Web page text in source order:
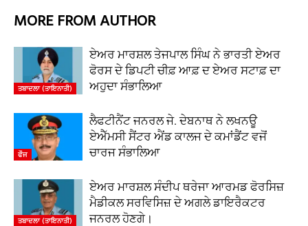
MORE FROM AUTHOR
ਤਬਾਦਲਾ (ਤਾਇਨਾਤੀ)
ਏਅਰ ਮਾਰਸ਼ਲ ਤੇਜਪਾਲ ਸਿੰਘ ਨੇ ਭਾਰਤੀ ਏਅਰ
ਫੋਰਸ ਦੇ ਡਿਪਟੀ ਚੀਫ਼ ਆਫ਼ ਦ ਏਅਰ ਸਟਾਫ਼ ਦਾ
ਅਹੁਦਾ ਸੰਭਾਲਿਆ
ਫੌਜ
ਲੈਫਟੀਨੈਂਟ ਜਨਰਲ ਜੇ. ਦੇਬਨਾਥ ਨੇ ਲਖਨਊ
ਏਐੱਮਸੀ ਸੈਂਟਰ ਐਂਡ ਕਾਲਜ ਦੇ ਕਮਾਂਡੈਂਟ ਵਜੋਂ
ਚਾਰਜ ਸੰਭਾਲਿਆ
ਤਬਾਦਲਾ (ਤਾਇਨਾਤੀ)
ਏਅਰ ਮਾਰਸ਼ਲ ਸੰਦੀਪ ਥਰੇਜਾ ਆਰਮਡ ਫੋਰਸਿਜ਼
ਮੈਡੀਕਲ ਸਰਵਿਸਿਜ਼ ਦੇ ਅਗਲੇ ਡਾਇਰੈਕਟਰ
ਜਨਰਲ ਹੋਣਗੇ।